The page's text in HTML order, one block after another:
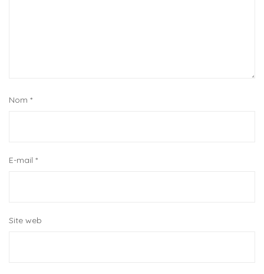
Nom *
E-mail *
Site web